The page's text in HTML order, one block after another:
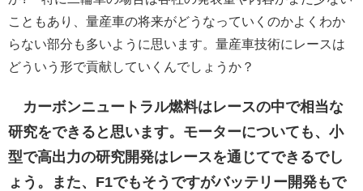
こともあり、量産車の将来がどうなっていくのかよくわか
らない部分も多いように思います。量産車技術にレースは
どういう形で貢献していくんでしょうか？
カーボンニュートラル燃料はレースの中で相当な
研究をできると思います。モーターについても、小
型で高出力の研究開発はレースを通じてできるでし
ょう。また、F1でもそうですがバッテリー開発もで